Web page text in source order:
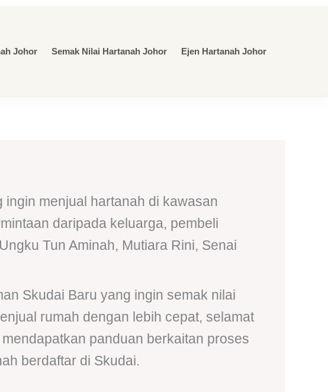
Johor Semak Nilai Hartanah Johor Ejen Hartanah Johor
menjual hartanah di kawasan
daripada keluarga, pembeli
Tun Aminah, Mutiara Rini, Senai
Skudai Baru yang ingin semak nilai
rumah dengan lebih cepat, selamat
panduan berkaitan proses
berdaftar di Skudai.